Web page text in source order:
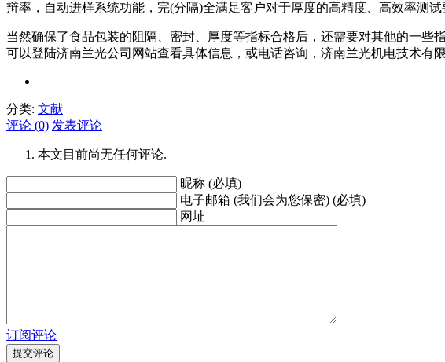
辩率，自动进样系统功能，完(分隔)全满足客户对于厚度的高精度、高效率测试
当然确保了食品包装的阻隔、密封、厚度等指标合格后，还需要对其他的一
可以登陆济南兰光公司网站查看具体信息，或电话咨询，济南兰光机电技术有
分类: 文献
评论 (0) 发表评论
本文目前尚无任何评论.
昵称 (必填)
电子邮箱 (我们会为您保密) (必填)
网址
订阅评论